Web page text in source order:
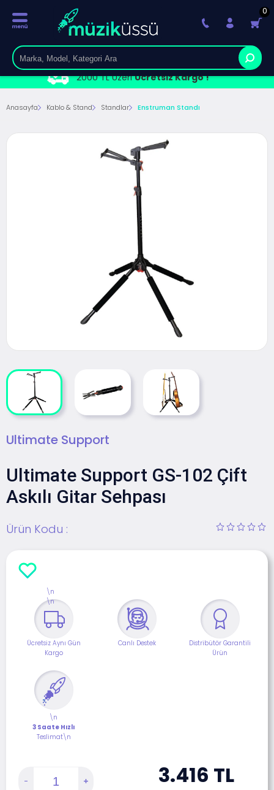
2000 TL ÜzeriÜcretsiz Kargo !
0
Anasayfa Kablo & Stand Standlar Enstruman Standı
Ultimate Support
Ultimate Support GS-102 Çift
Askılı Gitar Sehpası
Ürün Kodu :
Ücretsiz Aynı Gün
Kargo
Canlı Destek
Distribütör Garantili
Ürün
\n
3 Saate Hızlı
Teslimat\n
\n
\n
3.416 TL